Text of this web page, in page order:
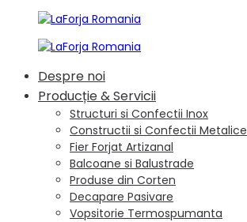
Despre noi
Producție & Servicii
Structuri si Confectii Inox
Constructii si Confectii Metalice
Fier Forjat Artizanal
Balcoane si Balustrade
Produse din Corten
Decapare Pasivare
Vopsitorie Termospumanta